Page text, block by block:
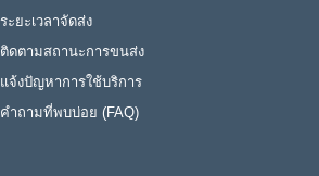
ระยะเวลาจัดส่ง
ติดตามสถานะการขนส่ง
แจ้งปัญหาการใช้บริการ
คำถามที่พบบ่อย (FAQ)